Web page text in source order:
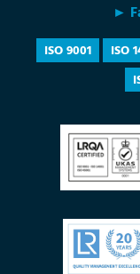
►
ISO 9001 ISO